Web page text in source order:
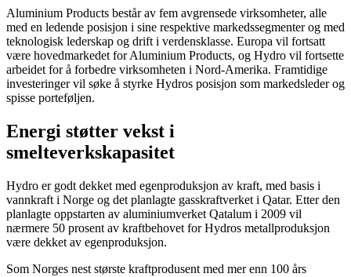
Aluminium Products består av fem avgrensede virksomheter, alle
med en ledende posisjon i sine respektive markedssegmenter og med
teknologisk lederskap og drift i verdensklasse. Europa vil fortsatt
være hovedmarkedet for Aluminium Products, og Hydro vil fortsette
arbeidet for å forbedre virksomheten i Nord-Amerika. Framtidige
investeringer vil søke å styrke Hydros posisjon som markedsleder og
spisse porteføljen.
Energi støtter vekst i
smelteverkskapasitet
Hydro er godt dekket med egenproduksjon av kraft, med basis i
vannkraft i Norge og det planlagte gasskraftverket i Qatar. Etter den
planlagte oppstarten av aluminiumverket Qatalum i 2009 vil
nærmere 50 prosent av kraftbehovet for Hydros metallproduksjon
være dekket av egenproduksjon.
Som Norges nest største kraftprodusent med mer enn 100 års